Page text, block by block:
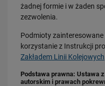
żadnej formie i w żaden
zezwolenia.
Podmioty
korzystanie z Instrukcji
Zakładem Linii Kolejowych
Podstawa prawna: Ustawa
autorskim i prawach
Ochrona środowiska
Geodezja kolejowa
Geologia inżynierska
Elektroenergetyka
Sprawy